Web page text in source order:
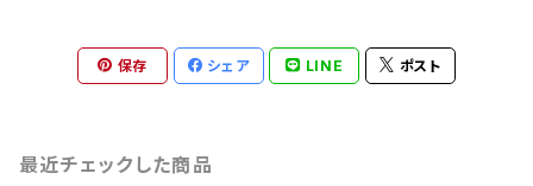
保存 シェア LINE ポスト
最近チェックした商品